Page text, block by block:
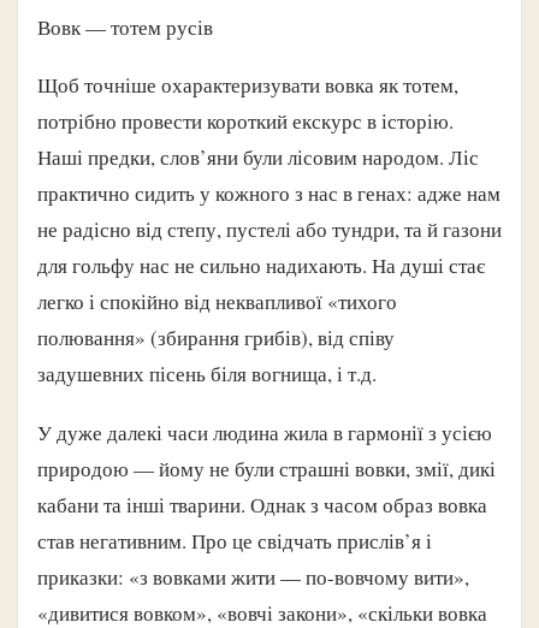
Вовк — тотем русів
Щоб точніше охарактеризувати вовка як тотем,
потрібно провести короткий екскурс в історію.
Наші предки, слов’яни були лісовим народом. Ліс
практично сидить у кожного з нас в генах: адже нам
не радісно від степу, пустелі або тундри, та й газони
для гольфу нас не сильно надихають. На душі стає
легко і спокійно від неквапливої ​​«тихого
полювання» (збирання грибів), від співу
задушевних пісень біля вогнища, і т.д.
У дуже далекі часи людина жила в гармонії з усією
природою — йому не були страшні вовки, змії, дикі
кабани та інші тварини. Однак з часом образ вовка
став негативним. Про це свідчать прислів’я і
приказки: «з вовками жити — по-вовчому вити»,
«дивитися вовком», «вовчі закони», «скільки вовка